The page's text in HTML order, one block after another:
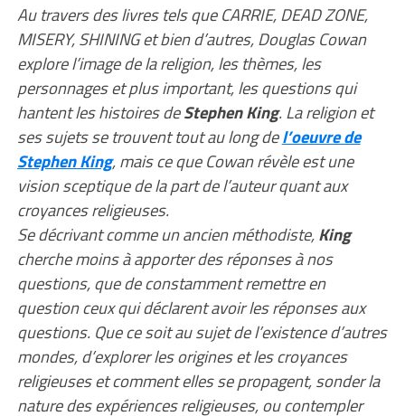
Au travers des livres tels que CARRIE, DEAD ZONE,
MISERY, SHINING et bien d’autres, Douglas Cowan
explore l’image de la religion, les thèmes, les
personnages et plus important, les questions qui
hantent les histoires deStephen King. La religion et
ses sujets se trouvent tout au long del’oeuvre de
Stephen King, mais ce que Cowan révèle est une
vision sceptique de la part de l’auteur quant aux
croyances religieuses.
Se décrivant comme un ancien méthodiste,King
cherche moins à apporter des réponses à nos
questions, que de constamment remettre en
question ceux qui déclarent avoir les réponses aux
questions. Que ce soit au sujet de l’existence d’autres
mondes, d’explorer les origines et les croyances
religieuses et comment elles se propagent, sonder la
nature des expériences religieuses, ou contempler